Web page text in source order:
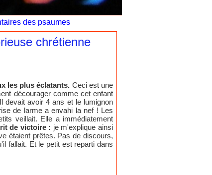
des psaumes
chrétienne
les plus éclatants. Ceci est une
décourager comme cet enfant
devait avoir 4 ans et le lumignon
de larme a envahi la nef ! Les
veillait. Elle a immédiatement
de victoire : je m'explique ainsi
étaient prêtes. Pas de discours,
fallait. Et le petit est reparti dans